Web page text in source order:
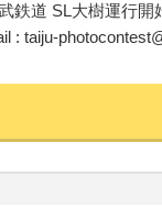
鉄道 SL大樹運行開
: taiju-